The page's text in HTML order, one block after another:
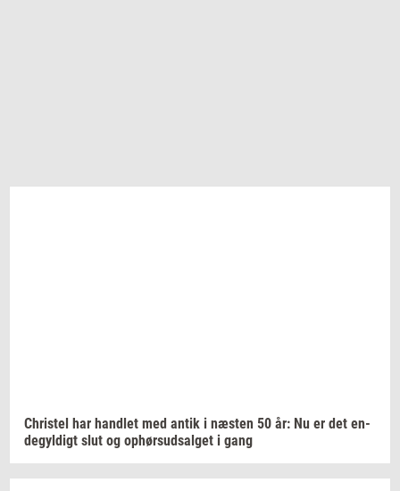
Chri­stel har hand­let med antik i næ­sten 50 år: Nu er det en­
de­gyl­digt slut og op­hør­s­ud­sal­get i gang